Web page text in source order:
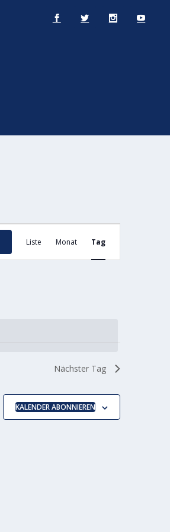
ANSICHTEN-
NAVIGATION
Liste Monat Tag
Nächster Tag
KALENDER ABONNIEREN